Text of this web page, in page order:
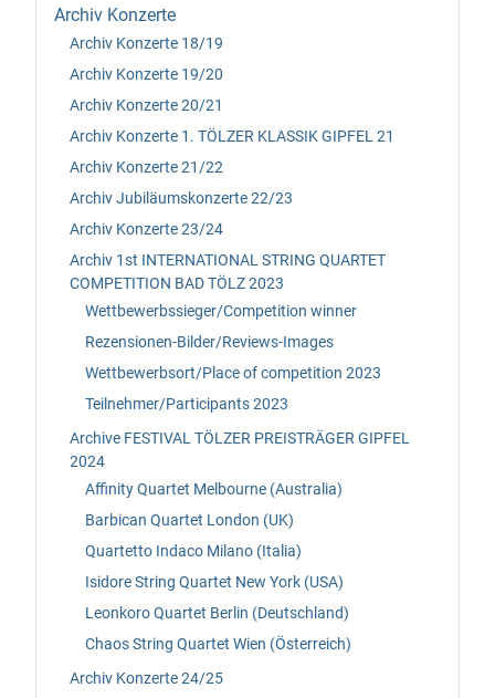
Archiv Konzerte
Archiv Konzerte 18/19
Archiv Konzerte 19/20
Archiv Konzerte 20/21
Archiv Konzerte 1. TÖLZER KLASSIK GIPFEL 21
Archiv Konzerte 21/22
Archiv Jubiläumskonzerte 22/23
Archiv Konzerte 23/24
Archiv 1st INTERNATIONAL STRING QUARTET
COMPETITION BAD TÖLZ 2023
Wettbewerbssieger/Competition winner
Rezensionen-Bilder/Reviews-Images
Wettbewerbsort/Place of competition 2023
Teilnehmer/Participants 2023
Archive FESTIVAL TÖLZER PREISTRÄGER GIPFEL
2024
Affinity Quartet Melbourne (Australia)
Barbican Quartet London (UK)
Quartetto Indaco Milano (Italia)
Isidore String Quartet New York (USA)
Leonkoro Quartet Berlin (Deutschland)
Chaos String Quartet Wien (Österreich)
Archiv Konzerte 24/25